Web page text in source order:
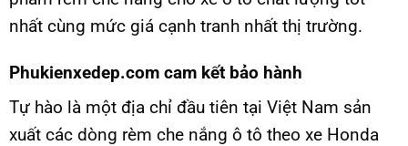
nhất cùng mức giá cạnh tranh nhất thị trường.
Phukienxedep.com cam kết bảo hành
Tự hào là một địa chỉ đầu tiên tại Việt Nam sản
xuất các dòng rèm che nắng ô tô theo xe Honda